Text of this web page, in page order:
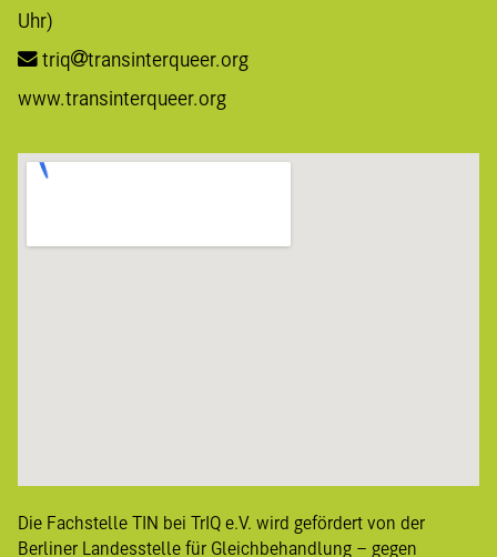
Uhr)
triq
transinterqueer.org
www.transinterqueer.org
Die Fachstelle TIN bei TrIQ e.V. wird gefördert von der
Berliner Landesstelle für Gleichbehandlung – gegen